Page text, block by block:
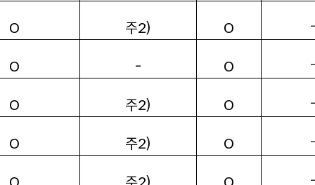
O 주2) O
O - O
O 주2) O
O 주2) O